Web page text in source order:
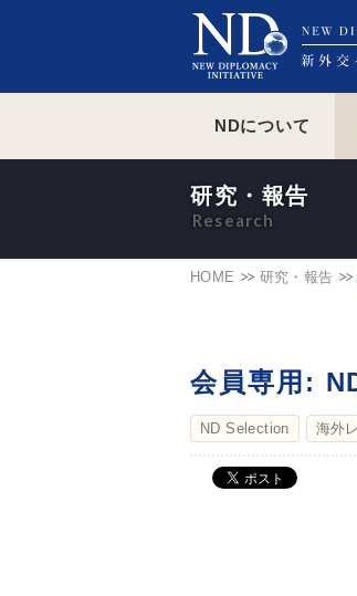
NDについて
HOME 研究・報告
研究・報告
会員専用:
ND Selection 海外